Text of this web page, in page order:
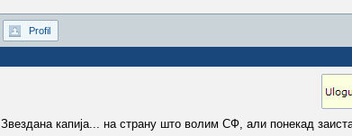
Profil
Звездана капија... на страну што волим СФ, али понекад